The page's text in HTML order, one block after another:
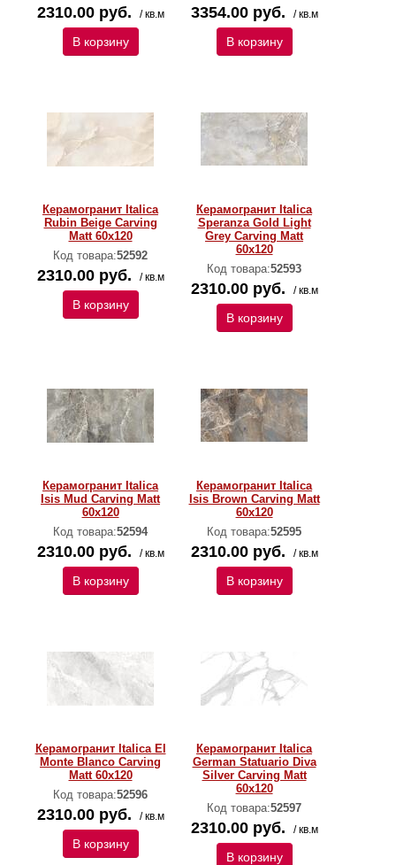
2310.00 руб. / кв.м
В корзину
3354.00 руб. / кв.м
В корзину
Керамогранит Italica
Rubin Beige Carving
Matt 60x120
Код товара:52592
2310.00 руб. / кв.м
В корзину
Керамогранит Italica
Speranza Gold Light
Grey Carving Matt
60x120
Код товара:52593
2310.00 руб. / кв.м
В корзину
Керамогранит Italica
Isis Mud Carving Matt
60x120
Код товара:52594
2310.00 руб. / кв.м
В корзину
Керамогранит Italica
Isis Brown Carving Matt
60x120
Код товара:52595
2310.00 руб. / кв.м
В корзину
Керамогранит Italica El
Monte Blanco Carving
Matt 60x120
Код товара:52596
2310.00 руб. / кв.м
В корзину
Керамогранит Italica
German Statuario Diva
Silver Carving Matt
60x120
Код товара:52597
2310.00 руб. / кв.м
В корзину